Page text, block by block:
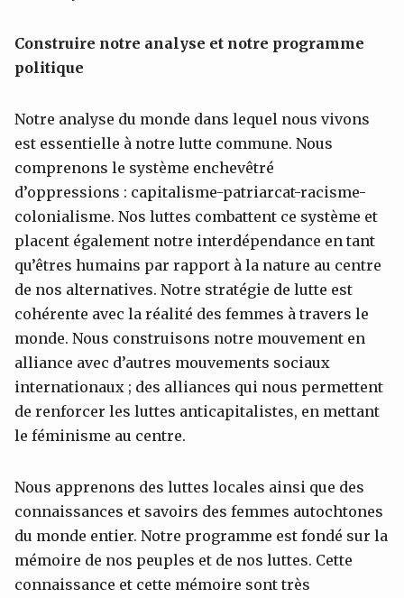
Construire notre analyse et notre programme
politique
Notre analyse du monde dans lequel nous vivons
est essentielle à notre lutte commune. Nous
comprenons le système enchevêtré
d’oppressions : capitalisme-patriarcat-racisme-
colonialisme. Nos luttes combattent ce système et
placent également notre interdépendance en tant
qu’êtres humains par rapport à la nature au centre
de nos alternatives. Notre stratégie de lutte est
cohérente avec la réalité des femmes à travers le
monde. Nous construisons notre mouvement en
alliance avec d’autres mouvements sociaux
internationaux ; des alliances qui nous permettent
de renforcer les luttes anticapitalistes, en mettant
le féminisme au centre.
Nous apprenons des luttes locales ainsi que des
connaissances et savoirs des femmes autochtones
du monde entier. Notre programme est fondé sur la
mémoire de nos peuples et de nos luttes. Cette
connaissance et cette mémoire sont très